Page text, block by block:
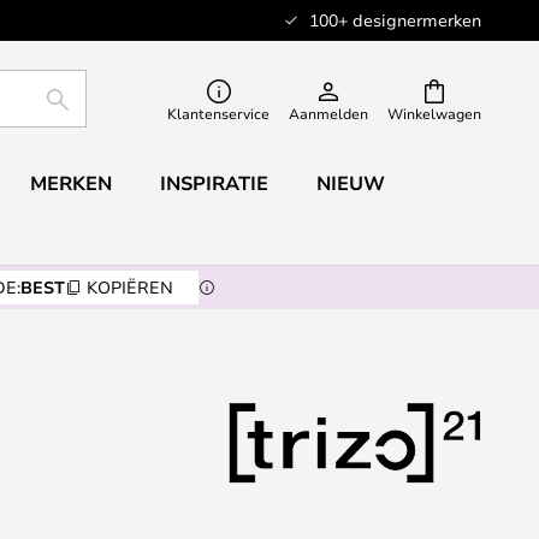
100+ designermerken
Winkelwagen
ZOEKEN Klantenservice Aanmelden
MERKEN INSPIRATIE NIEUW
BEST KOPIËREN